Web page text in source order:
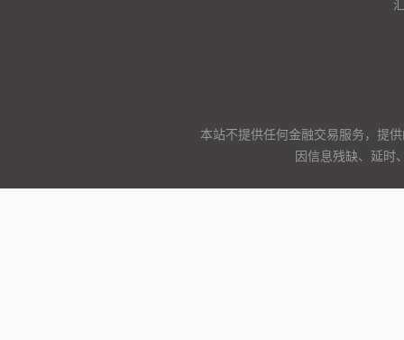
本站不提供任何金融交易服务，提
因信息残缺、延时